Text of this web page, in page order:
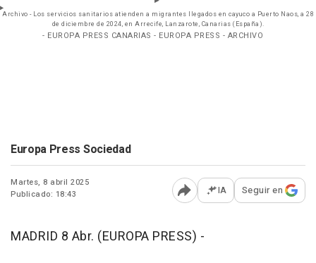
Archivo - Los servicios sanitarios atienden a migrantes llegados en cayuco a Puerto Naos, a 28
de diciembre de 2024, en Arrecife, Lanzarote, Canarias (España).
- EUROPA PRESS CANARIAS - EUROPA PRESS - ARCHIVO
Europa Press Sociedad
Martes, 8 abril 2025
Publicado: 18:43
Abrir opciones para
IA Seguir en
MADRID 8 Abr. (EUROPA PRESS) -